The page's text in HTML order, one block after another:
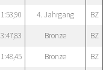
1:53,90 4. Jahrgang BZ
3:47,83 Bronze BZ
1:48,45 Bronze BZ